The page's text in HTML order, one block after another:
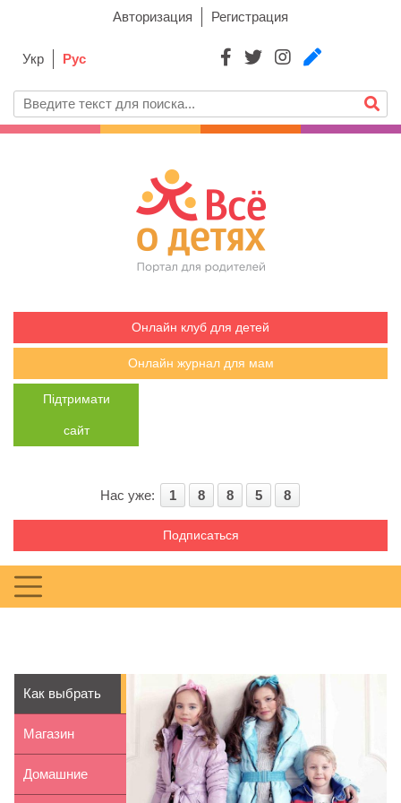
Авторизация Регистрация
Укр Рус
Онлайн клуб для детей
Онлайн журнал для мам
Підтримати
сайт
Нас уже: 1 8 8 5 8
Подписаться
Как выбрать
детскую
куртку
Магазин
детских
Домашние